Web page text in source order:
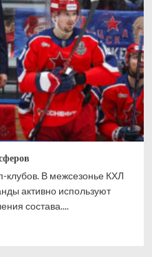
клубов. В межсезонье КХЛ
активно используют
состава....